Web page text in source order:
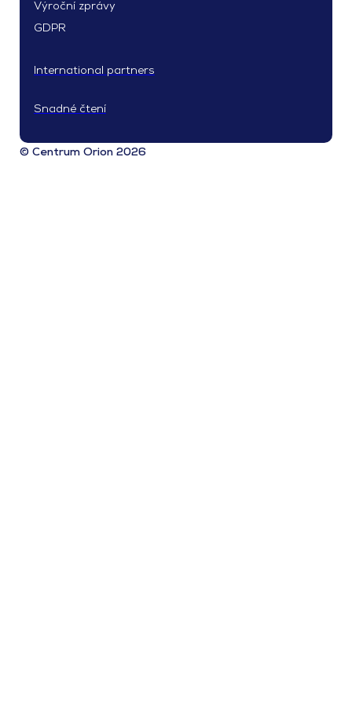
Výroční zprávy
GDPR
International partners
Snadné čtení
© Centrum Orion 2026